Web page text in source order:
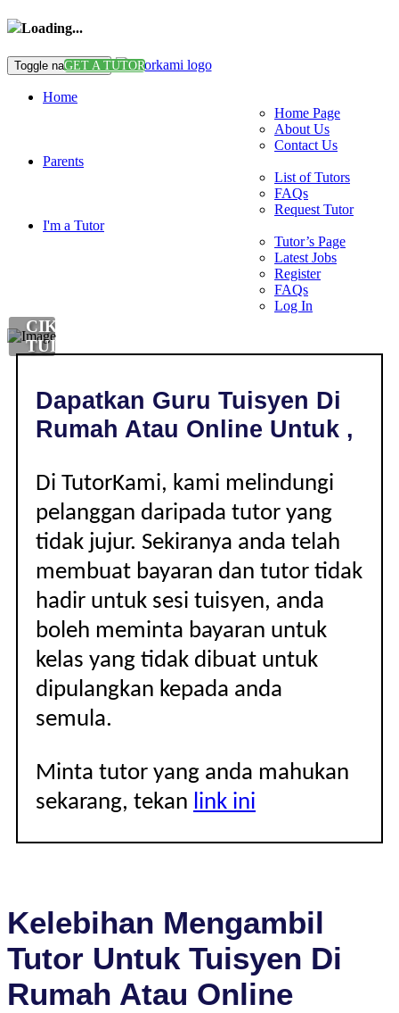
Loading...
Toggle navigationGET A TUTOR
Home
Home Page
About Us
Contact Us
Parents
List of Tutors
FAQs
Request Tutor
I'm a Tutor
Tutor’s Page
Latest Jobs
Register
FAQs
Log In
CIKGU
TUISYEN
Dapatkan Guru Tuisyen Di
Rumah Atau Online Untuk ,
Di TutorKami, kami melindungi
pelanggan daripada tutor yang
tidak jujur. Sekiranya anda telah
membuat bayaran dan tutor tidak
hadir untuk sesi tuisyen, anda
boleh meminta bayaran untuk
kelas yang tidak dibuat untuk
dipulangkan kepada anda
semula.
Minta tutor yang anda mahukan
sekarang, tekan link ini
Kelebihan Mengambil
Tutor Untuk Tuisyen Di
Rumah Atau Online